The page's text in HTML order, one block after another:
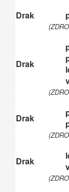
Drak
Drak
Drak
Drak